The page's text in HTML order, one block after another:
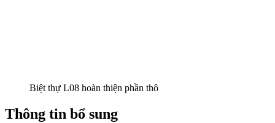
Biệt thự L08 hoàn thiện phần thô
Thông tin bổ sung